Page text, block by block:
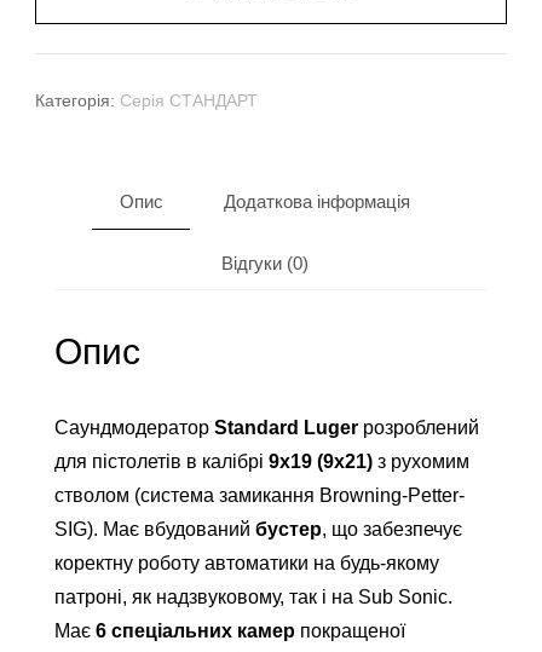
Категорія: Серія СТАНДАРТ
Опис Додаткова інформація
Відгуки (0)
Опис
Саундмодератор Standard Luger розроблений
для пістолетів в калібрі 9х19 (9х21) з рухомим
стволом (система замикання Browning-Petter-
SIG). Має вбудований бустер, що забезпечує
коректну роботу автоматики на будь-якому
патроні, як надзвуковому, так і на Sub Sonic.
Має 6 спеціальних камер покращеної